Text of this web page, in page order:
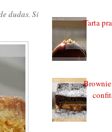
dudas. Si
Tarta